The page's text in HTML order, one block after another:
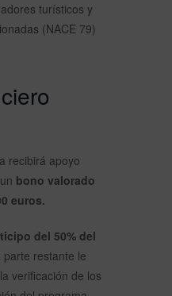
turísticos y
(NACE 79)
recibirá apoyo
bono valorado
euros.
del 50% del
restante le
verificación de los